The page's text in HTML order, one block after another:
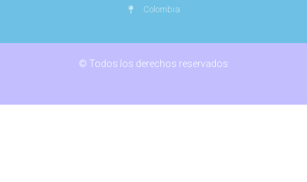
Colombia
© Todos los derechos reservados